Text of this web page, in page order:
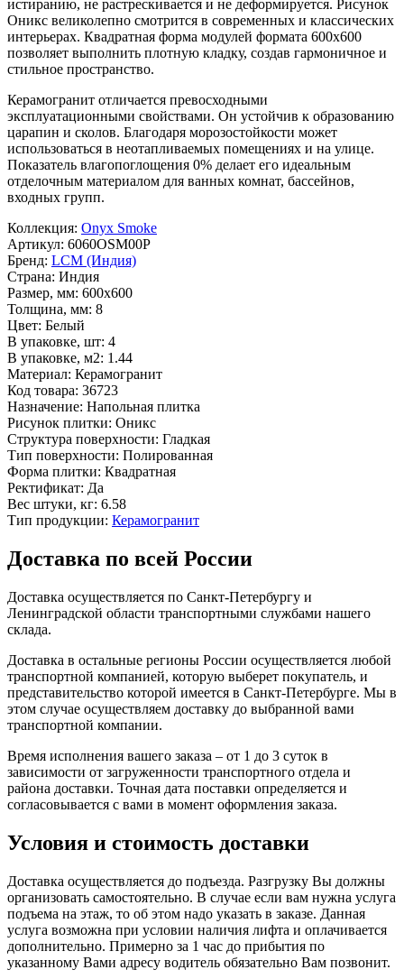
истиранию, не растрескивается и не деформируется. Рисунок
Оникс великолепно смотрится в современных и классических
интерьерах. Квадратная форма модулей формата 600x600
позволяет выполнить плотную кладку, создав гармоничное и
стильное пространство.
Керамогранит отличается превосходными
эксплуатационными свойствами. Он устойчив к образованию
царапин и сколов. Благодаря морозостойкости может
использоваться в неотапливаемых помещениях и на улице.
Показатель влагопоглощения 0% делает его идеальным
отделочным материалом для ванных комнат, бассейнов,
входных групп.
Коллекция: Onyx Smoke
Артикул: 6060OSM00P
Бренд: LCM (Индия)
Страна: Индия
Размер, мм: 600x600
Толщина, мм: 8
Цвет: Белый
В упаковке, шт: 4
В упаковке, м2: 1.44
Материал: Керамогранит
Код товара: 36723
Назначение: Напольная плитка
Рисунок плитки: Оникс
Структура поверхности: Гладкая
Тип поверхности: Полированная
Форма плитки: Квадратная
Ректификат: Да
Вес штуки, кг: 6.58
Тип продукции: Керамогранит
Доставка по всей России
Доставка осуществляется по Санкт-Петербургу и
Ленинградской области транспортными службами нашего
склада.
Доставка в остальные регионы России осуществляется любой
транспортной компанией, которую выберет покупатель, и
представительство которой имеется в Санкт-Петербурге. Мы в
этом случае осуществляем доставку до выбранной вами
транспортной компании.
Время исполнения вашего заказа – от 1 до 3 суток в
зависимости от загруженности транспортного отдела и
района доставки. Точная дата поставки определяется и
согласовывается с вами в момент оформления заказа.
Условия и стоимость доставки
Доставка осуществляется до подъезда. Разгрузку Вы должны
организовать самостоятельно. В случае если вам нужна услуга
подъема на этаж, то об этом надо указать в заказе. Данная
услуга возможна при условии наличия лифта и оплачивается
дополнительно. Примерно за 1 час до прибытия по
указанному Вами адресу водитель обязательно Вам позвонит.